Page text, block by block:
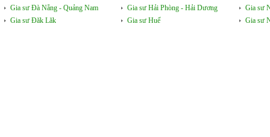
Gia sư Đà Nẵng - Quảng Nam
Gia sư Đăk Lăk
Gia sư Hải Phòng - Hải Dương
Gia sư Huế
Gia sư
Gia sư